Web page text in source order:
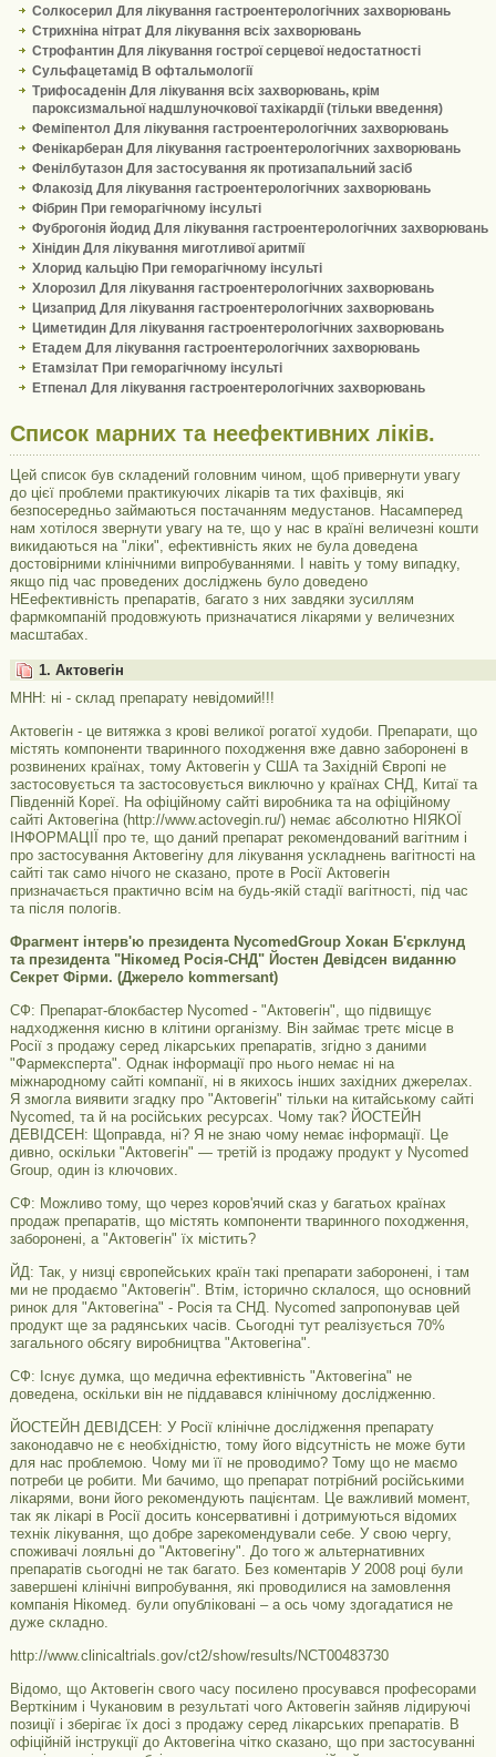
Солкосерил Для лікування гастроентерологічних захворювань
Стрихніна нітрат Для лікування всіх захворювань
Строфантин Для лікування гострої серцевої недостатності
Сульфацетамід В офтальмології
Трифосаденін Для лікування всіх захворювань, крім
пароксизмальної надшлуночкової тахікардії (тільки введення)
Феміпентол Для лікування гастроентерологічних захворювань
Фенікарберан Для лікування гастроентерологічних захворювань
Фенілбутазон Для застосування як протизапальний засіб
Флакозід Для лікування гастроентерологічних захворювань
Фібрин При геморагічному інсульті
Фуброгонія йодид Для лікування гастроентерологічних захворювань
Хінідин Для лікування миготливої аритмії
Хлорид кальцію При геморагічному інсульті
Хлорозил Для лікування гастроентерологічних захворювань
Цизаприд Для лікування гастроентерологічних захворювань
Циметидин Для лікування гастроентерологічних захворювань
Етадем Для лікування гастроентерологічних захворювань
Етамзілат При геморагічному інсульті
Етпенал Для лікування гастроентерологічних захворювань
Список марних та неефективних ліків.
Цей список був складений головним чином, щоб привернути увагу
до цієї проблеми практикуючих лікарів та тих фахівців, які
безпосередньо займаються постачанням медустанов. Насамперед
нам хотілося звернути увагу на те, що у нас в країні величезні кошти
викидаються на "ліки", ефективність яких не була доведена
достовірними клінічними випробуваннями. І навіть у тому випадку,
якщо під час проведених досліджень було доведено
НЕефективність препаратів, багато з них завдяки зусиллям
фармкомпаній продовжують призначатися лікарями у величезних
масштабах.
1. Актовегін
МНН: ні - склад препарату невідомий!!!
Актовегін - це витяжка з крові великої рогатої худоби. Препарати, що
містять компоненти тваринного походження вже давно заборонені в
розвинених країнах, тому Актовегін у США та Західній Європі не
застосовується та застосовується виключно у країнах СНД, Китаї та
Південній Кореї. На офіційному сайті виробника та на офіційному
сайті Актовегіна (http://www.actovegin.ru/) немає абсолютно НІЯКОЇ
ІНФОРМАЦІЇ про те, що даний препарат рекомендований вагітним і
про застосування Актовегіну для лікування ускладнень вагітності на
сайті так само нічого не сказано, проте в Росії Актовегін
призначається практично всім на будь-якій стадії вагітності, під час
та після пологів.
Фрагмент інтерв'ю президента NycomedGroup Хокан Б'єрклунд
та президента "Нікомед Росія-СНД" Йостен Девідсен виданню
Секрет Фірми. (Джерело kommersant)
СФ: Препарат-блокбастер Nycomed - "Актовегін", що підвищує
надходження кисню в клітини організму. Він займає третє місце в
Росії з продажу серед лікарських препаратів, згідно з даними
"Фармексперта". Однак інформації про нього немає ні на
міжнародному сайті компанії, ні в якихось інших західних джерелах.
Я змогла виявити згадку про "Актовегін" тільки на китайському сайті
Nycomed, та й на російських ресурсах. Чому так? ЙОСТЕЙН
ДЕВІДСЕН: Щоправда, ні? Я не знаю чому немає інформації. Це
дивно, оскільки "Актовегін" — третій із продажу продукт у Nycomed
Group, один із ключових.
СФ: Можливо тому, що через коров'ячий сказ у багатьох країнах
продаж препаратів, що містять компоненти тваринного походження,
заборонені, а "Актовегін" їх містить?
ЙД: Так, у низці європейських країн такі препарати заборонені, і там
ми не продаємо "Актовегін". Втім, історично склалося, що основний
ринок для "Актовегіна" - Росія та СНД. Nycomed запропонував цей
продукт ще за радянських часів. Сьогодні тут реалізується 70%
загального обсягу виробництва "Актовегіна".
СФ: Існує думка, що медична ефективність "Актовегіна" не
доведена, оскільки він не піддавався клінічному дослідженню.
ЙОСТЕЙН ДЕВІДСЕН: У Росії клінічне дослідження препарату
законодавчо не є необхідністю, тому його відсутність не може бути
для нас проблемою. Чому ми її не проводимо? Тому що не маємо
потреби це робити. Ми бачимо, що препарат потрібний російськими
лікарями, вони його рекомендують пацієнтам. Це важливий момент,
так як лікарі в Росії досить консервативні і дотримуються відомих
технік лікування, що добре зарекомендували себе. У свою чергу,
споживачі лояльні до "Актовегіну". До того ж альтернативних
препаратів сьогодні не так багато. Без коментарів У 2008 році були
завершені клінічні випробування, які проводилися на замовлення
компанія Нікомед. були опубліковані – а ось чому здогадатися не
дуже складно.
http://www.clinicaltrials.gov/ct2/show/results/NCT00483730
Відомо, що Актовегін свого часу посилено просувався професорами
Верткіним і Чукановим в результаті чого Актовегін зайняв лідируючі
позиції і зберігає їх досі з продажу серед лікарських препаратів. В
офіційній інструкції до Актовегіна чітко сказано, що при застосуванні